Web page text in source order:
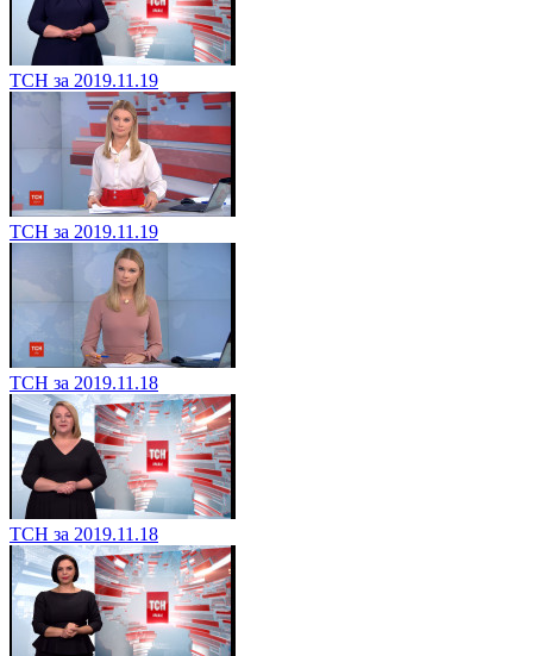
ТСН за 2019.11.19
ТСН за 2019.11.19
ТСН за 2019.11.18
ТСН за 2019.11.18